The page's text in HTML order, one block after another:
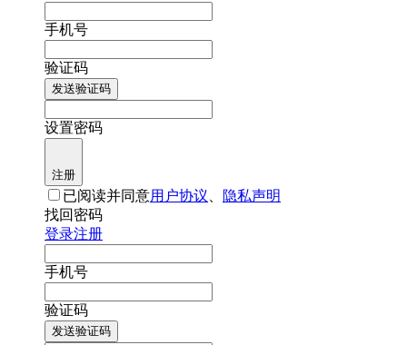
手机号
验证码
发送验证码
设置密码
注册
已阅读并同意用户协议
隐私声明
找回密码
登录注册
手机号
验证码
发送验证码